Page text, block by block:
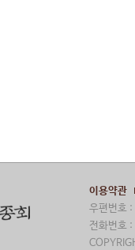
이용약관
우편번호
전화번